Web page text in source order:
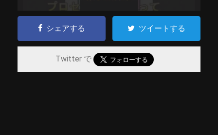
シェアする ツイートする
Twitter で